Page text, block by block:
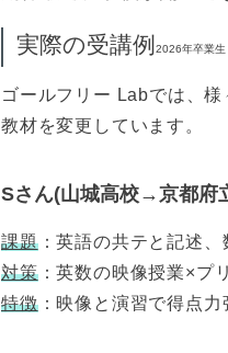
実際の受講例2026年卒業生
ゴールフリー Labでは、
教材を変更しています。
Sさん(山城高校→京都府
課題：英語の共テと記述
対策：英数の映像授業×プ
特徴：映像と演習で得点力